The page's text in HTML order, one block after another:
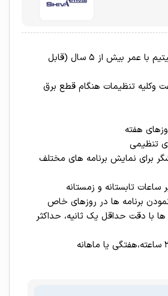
• استفاده از باطری لیتیم با عمر بیش از ۵ سال (قابل
وکلیه تنظیمات هنگام قطع برق
هفته
تنظیمی
ساعات تابستانه و زمستانه
برنامه ها در روزهای خاص
ها با دقت حداقل یک ثانیه، حداکثر